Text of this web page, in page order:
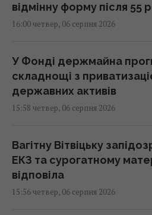
відмінну форму після 55
16:00 четвер, 06 серпня 2026
У Фонді держмайна
складнощі з
державних активів
15:58 четвер, 06 серпня 2026
Вагітну Вітвіцьку
ЕКЗ та сурогатному
відповіла
15:56 четвер, 06 серпня 2026